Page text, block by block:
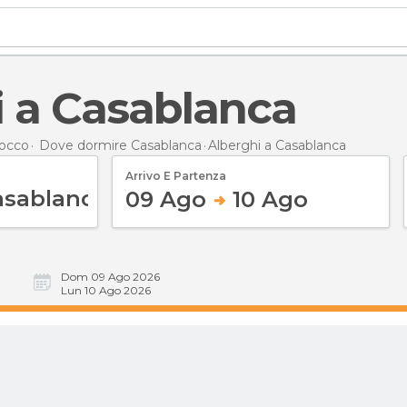
a Casablanca
Dove dormire Casablanca Alberghi a Casablanca
Arrivo E Partenza
09 Ago 10 Ago
Dom 09 Ago 2026
Lun 10 Ago 2026